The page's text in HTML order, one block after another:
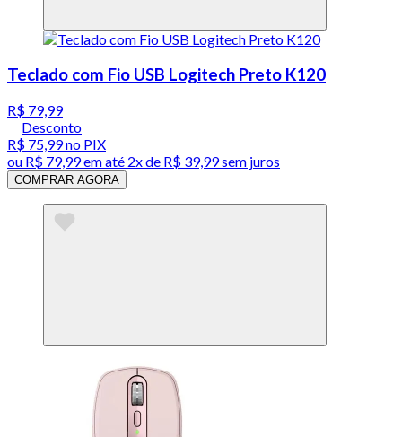
Teclado com Fio USB Logitech Preto K120
R$ 79,99
Desconto
R$ 75,99no PIX
ou R$ 79,99em até 2x de R$ 39,99 sem juros
COMPRAR AGORA